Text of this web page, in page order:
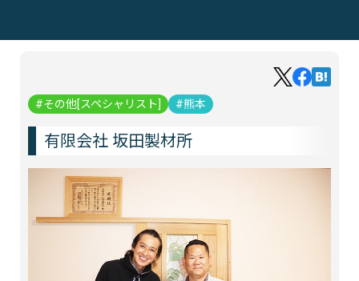
その他[スペシャリスト] 熊本
有限会社 坂田製材所